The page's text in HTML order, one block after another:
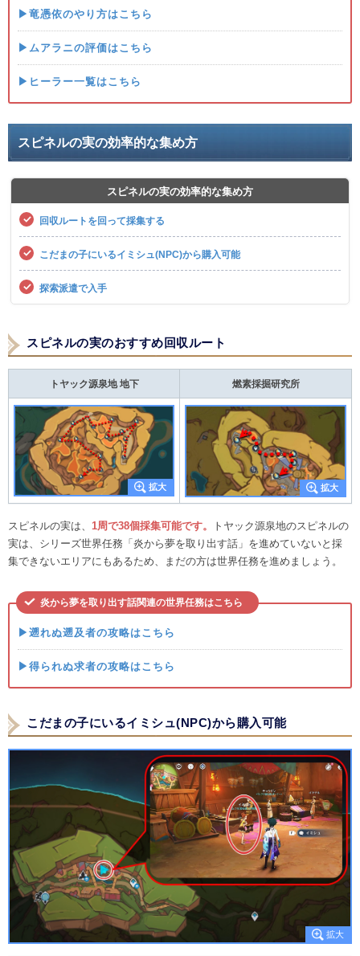
▶竜憑依のやり方はこちら
▶ムアラニの評価はこちら
▶ヒーラー一覧はこちら
スピネルの実の効率的な集め方
スピネルの実の効率的な集め方
回収ルートを回って採集する
こだまの子にいるイミシュ(NPC)から購入可能
探索派遣で入手
スピネルの実のおすすめ回収ルート
トヤック源泉地 地下 燃素採掘研究所
スピネルの実は、 1周で38個採集可能です。
トヤック源泉地のスピネルの
実は、シリーズ世界任務「炎から夢を取り出す話」を進めていないと採
集できないエリアにもあるため、まだの方は世界任務を進めましょう。
炎から夢を取り出す話関連の世界任務はこちら
▶遡れぬ遡及者の攻略はこちら
▶得られぬ求者の攻略はこちら
こだまの子にいるイミシュ(NPC)から購入可能